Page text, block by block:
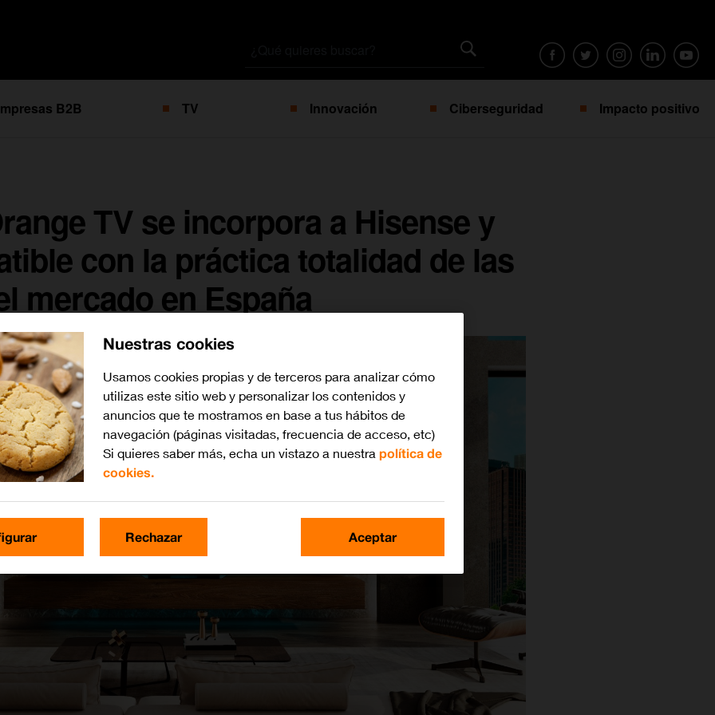
B2B TV Innovación Ciberseguridad Impacto positivo
TV se incorpora a Hisense y
con la práctica totalidad de las
mercado en España
Nuestras cookies
Usamos cookies propias y de terceros para analizar cómo
utilizas este sitio web y personalizar los contenidos y
anuncios que te mostramos en base a tus hábitos de
navegación (páginas visitadas, frecuencia de acceso, etc)
Si quieres saber más, echa un vistazo a nuestra política de
cookies.
Rechazar Aceptar